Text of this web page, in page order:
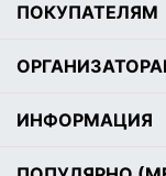
ПОКУПАТЕЛЯМ
ИНФОРМАЦИЯ